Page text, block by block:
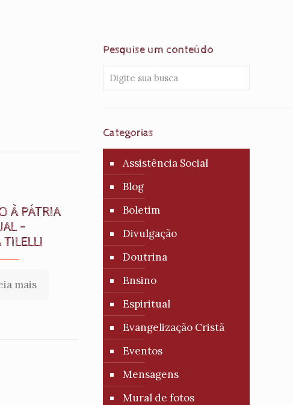
À PÁTRIA
–
mais
Pesquise um conteúdo
Categorias
Assistência Social
Blog
Boletim
Divulgação
Doutrina
Ensino
Espiritual
Evangelização Cristã
Eventos
Mensagens
Mural de fotos